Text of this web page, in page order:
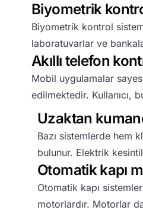
Biyometrik
Biyometrik kontrol
laboratuvarlar ve
Akıllı telefon
Mobil uygulamalar
edilmektedir. Kullanıcı,
Uzaktan
Bazı sistemlerde hem
bulunur. Elektrik
Otomatik kapı
Otomatik kapı
motorlardır. Motorlar